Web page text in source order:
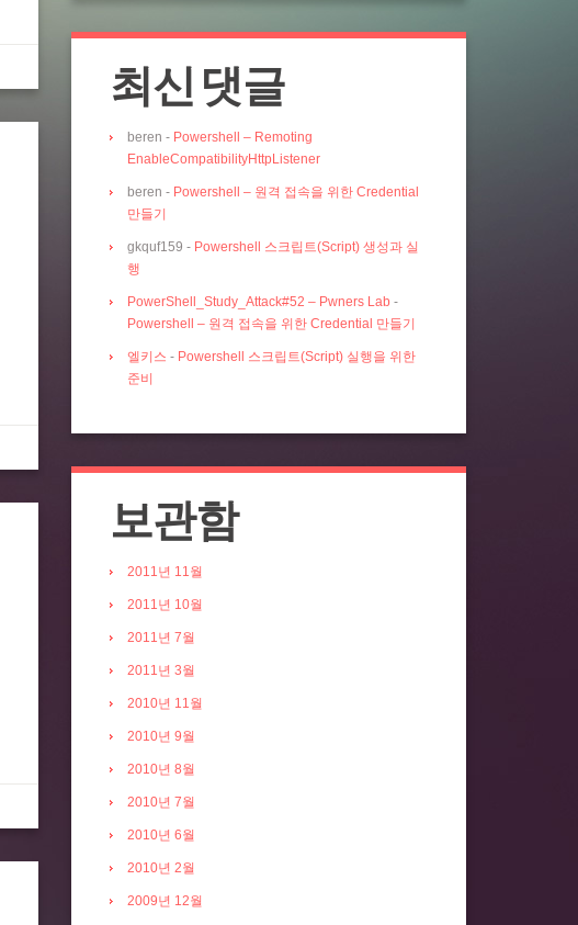
최신 댓글
beren - Powershell – Remoting
EnableCompatibilityHttpListener
beren - Powershell – 원격 접속을 위한 Credential
만들기
gkquf159 - Powershell 스크립트(Script) 생성과 실
행
PowerShell_Study_Attack#52 – Pwners Lab -
Powershell – 원격 접속을 위한 Credential 만들기
엘키스 - Powershell 스크립트(Script) 실행을 위한
준비
보관함
2011년 11월
2011년 10월
2011년 7월
2011년 3월
2010년 11월
2010년 9월
2010년 8월
2010년 7월
2010년 6월
2010년 2월
2009년 12월